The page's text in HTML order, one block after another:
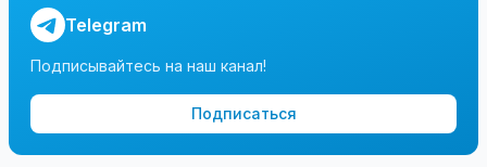
Telegram
Подписывайтесь на наш канал!
Подписаться